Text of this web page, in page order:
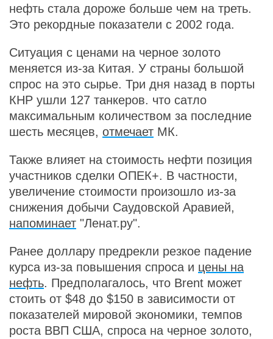
нефть стала дороже больше чем на треть.
Это рекордные показатели с 2002 года.
Ситуация с ценами на черное золото
меняется из-за Китая. У страны большой
спрос на это сырье. Три дня назад в порты
КНР ушли 127 танкеров. что сатло
максимальным количеством за последние
шесть месяцев, отмечает МК.
Также влияет на стоимость нефти позиция
участников сделки ОПЕК+. В частности,
увеличение стоимости произошло из-за
снижения добычи Саудовской Аравией,
напоминает "Ленат.ру".
Ранее доллару предрекли резкое падение
курса из-за повышения спроса и цены на
нефть. Предполагалось, что Brent может
стоить от $48 до $150 в зависимости от
показателей мировой экономики, темпов
роста ВВП США, спроса на черное золото,